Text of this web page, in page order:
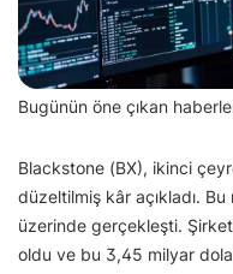
Bugünün öne çıkan
Blackstone (BX), ikinci
düzeltilmiş kâr açıkladı.
üzerinde gerçekleşti.
oldu ve bu 3,45 milyar